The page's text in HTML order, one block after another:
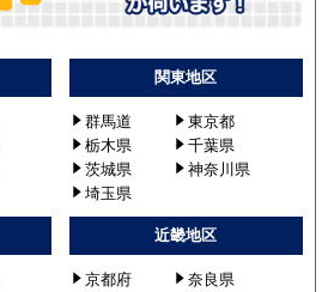
AP280GHW7-kobe
GP280RGHW1-G
GP280RGHW3
AP280GHW8
GP280RGHW
RCID-GP280RGHW2
GP280RGHW4
RCID-AP280GHW8-kobe
関東地区
群馬道
東京都
栃木県
千葉県
茨城県
神奈川県
埼玉県
近畿地区
京都府
奈良県